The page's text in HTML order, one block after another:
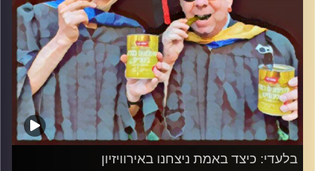
בלעדי: כיצד באמת ניצחנו באירוויזיון